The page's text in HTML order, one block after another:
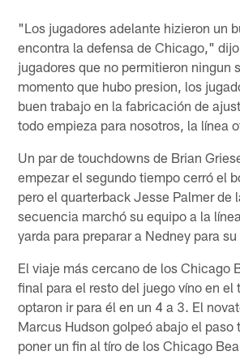
"Los jugadores adelante hizieron un
encontra la defensa de Chicago,"
jugadores que no permitieron ningun
momento que hubo presion, los
buen trabajo en la fabricación de
todo empieza para nosotros, la línea
Un par de touchdowns de Brian
empezar el segundo tiempo cerró el
pero el quarterback Jesse Palmer de
secuencia marchó su equipo a la
yarda para preparar a Nedney para
El viaje más cercano de los Chicago
final para el resto del juego víno en el
optaron ir para él en un 4 a 3. El
Marcus Hudson golpeó abajo el paso
poner un fin al tíro de los Chicago